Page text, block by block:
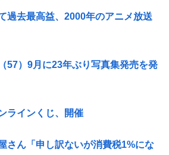
過去最高益、2000年のアニメ放送
57）9月に23年ぶり写真集発売を発
ラインくじ、開催
さん「申し訳ないが消費税1%にな